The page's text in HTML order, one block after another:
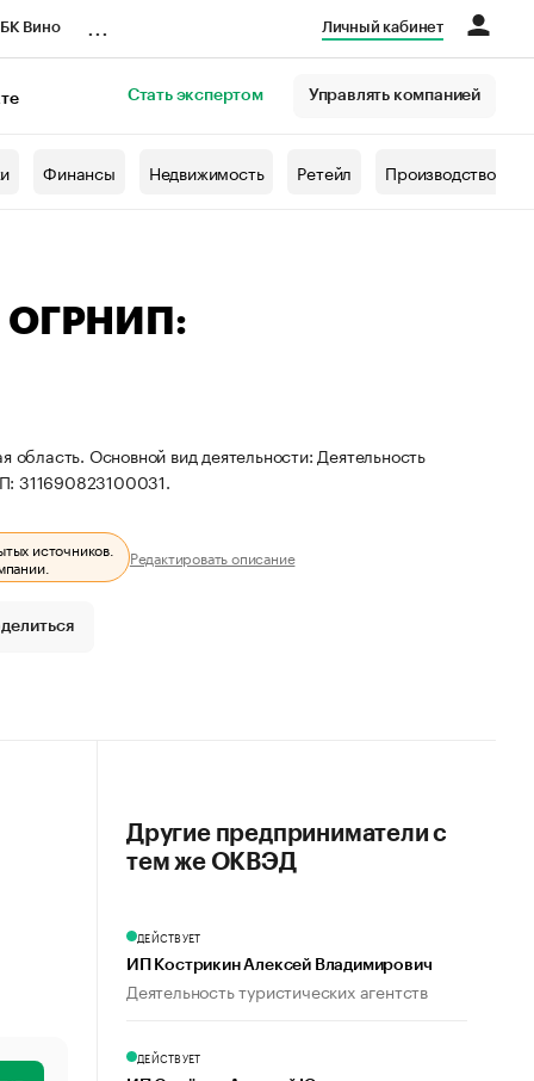
Вино Личный кабинет
Стать экспертом Управлять компанией
Финансы Недвижимость Ретейл Производство
ОГРНИП:
Основной вид деятельности: Деятельность
311690823100031.
источников.
Редактировать описание
Другие предприниматели с
тем же ОКВЭД
ДЕЙСТВУЕТ
ИП Кострикин Алексей Владимирович
Деятельность туристических агентств
ДЕЙСТВУЕТ